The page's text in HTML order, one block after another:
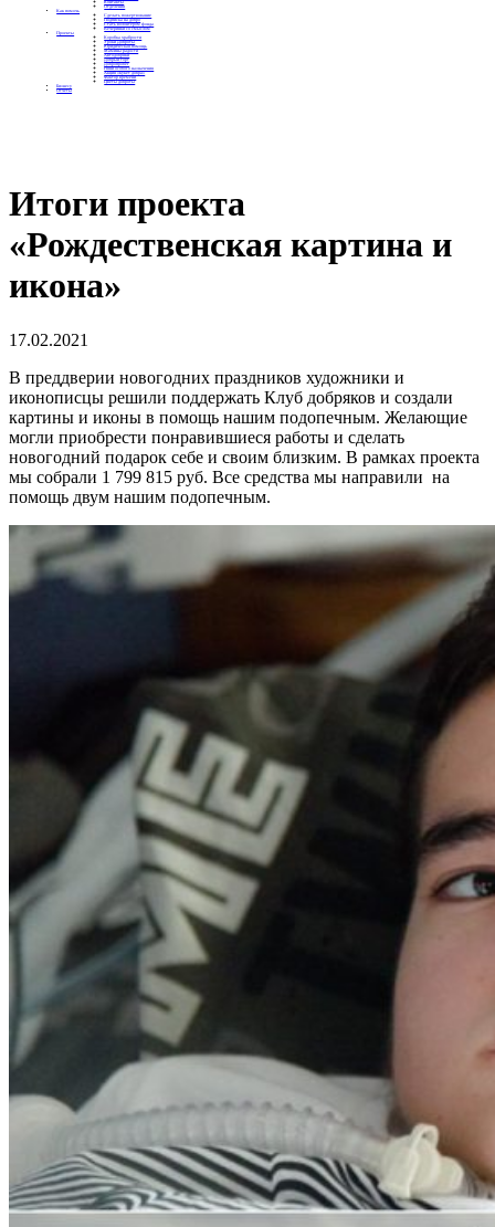
Контакты
Отделения
Как помочь
Сделать пожертвование
Подписка на добро
Стать волонтером фонда
Вечеринки со смыслом
Проекты
Коробка храбрости
Уроки Доброты
Юридическая помощь
Мамины радости
Автодобряки
Добрый торт
Добропробег
Няни особого назначения
Акция «Букет добра»
Фактор времени
Цветы доброты
Бизнесу
Отчеты
Итоги проекта
«Рождественская картина и
икона»
17.02.2021
В преддверии новогодних праздников художники и
иконописцы решили поддержать Клуб добряков и создали
картины и иконы в помощь нашим подопечным. Желающие
могли приобрести понравившиеся работы и сделать
новогодний подарок себе и своим близким. В рамках проекта
мы собрали 1 799 815 руб. Все средства мы направили на
помощь двум нашим подопечным.